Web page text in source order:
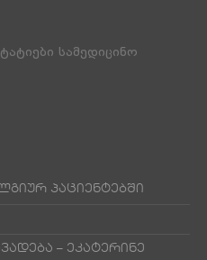
სამედიცინო
პაციენტებში
– ეკატერინე